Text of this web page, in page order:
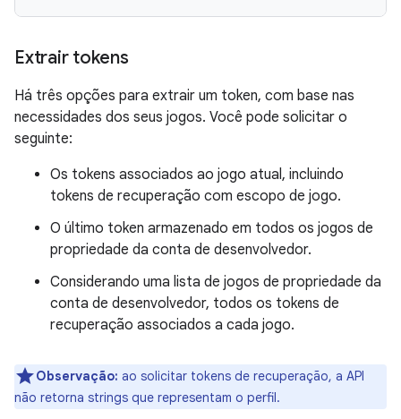
Extrair tokens
Há três opções para extrair um token, com base nas
necessidades dos seus jogos. Você pode solicitar o
seguinte:
Os tokens associados ao jogo atual, incluindo
tokens de recuperação com escopo de jogo.
O último token armazenado em todos os jogos de
propriedade da conta de desenvolvedor.
Considerando uma lista de jogos de propriedade da
conta de desenvolvedor, todos os tokens de
recuperação associados a cada jogo.
Observação: ao solicitar tokens de recuperação, a API
não retorna strings que representam o perfil.